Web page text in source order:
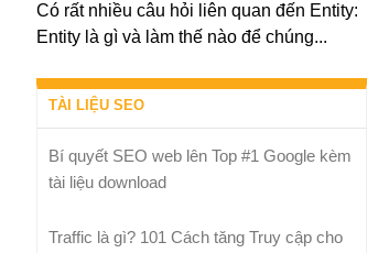
Có rất nhiều câu hỏi liên quan đến Entity:
Entity là gì và làm thế nào để chúng...
TÀI LIỆU SEO
Bí quyết SEO web lên Top #1 Google kèm
tài liệu download
Traffic là gì? 101 Cách tăng Truy cập cho